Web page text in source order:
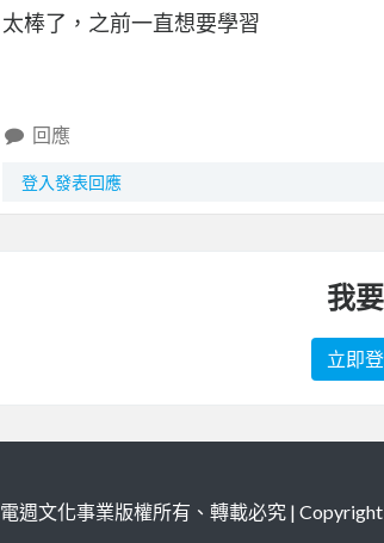
太棒了，之前一直想要學習
回應
登入發表回應
我
立即
電週文化事業版權所有、轉載必究 |